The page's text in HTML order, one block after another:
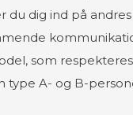
du dig ind på
som
type A- og B-